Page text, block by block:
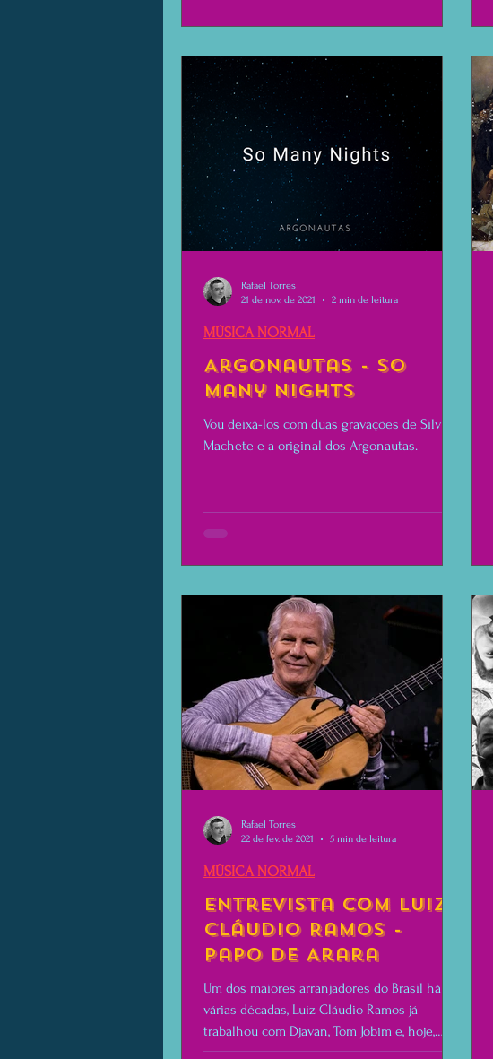
Argonautas - So
Many Nights
Vou deixá-los com duas gravações de Silvia
Machete e a original dos Argonautas.
MÚSICA NORMAL
Rafael Torres
21 de nov. de 2021
2 min de leitura
Entrevista com Luiz
Cláudio Ramos -
Papo de Arara
Um dos maiores arranjadores do Brasil há
várias décadas, Luiz Cláudio Ramos já
trabalhou com Djavan, Tom Jobim e, hoje,
Chico Buarque.
MÚSICA NORMAL
Rafael Torres
22 de fev. de 2021
5 min de leitura